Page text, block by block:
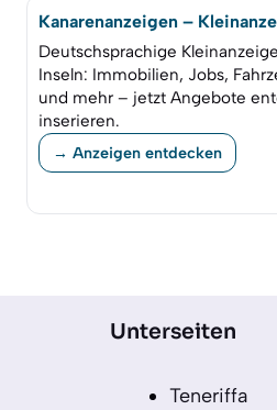
Kanarenanzeigen –
Deutschsprachige
Inseln: Immobilien, Jobs,
und mehr – jetzt Angebote
inserieren.
→ Anzeigen entdecken
Unterseiten
Teneriffa